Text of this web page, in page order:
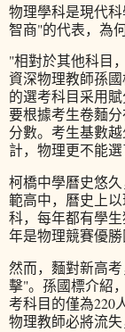
物理學科是現代
智商"的代表，為
"相對於其他科目
資深物理教師孫
的選考科目采用
要根據考生卷麵
分數。考生基數
計，物理更不能選
柯橋中學曆史悠
範高中，曆史上
科，每年都有學
年是物理競賽優勝
然而，麵對新高
擊"。孫國標介紹
考科目的僅為220
物理教師必將流